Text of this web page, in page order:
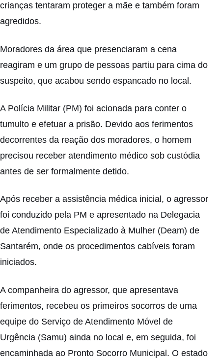
crianças tentaram proteger a mãe e também foram
agredidos.
Moradores da área que presenciaram a cena
reagiram e um grupo de pessoas partiu para cima do
suspeito, que acabou sendo espancado no local.
A Polícia Militar (PM) foi acionada para conter o
tumulto e efetuar a prisão. Devido aos ferimentos
decorrentes da reação dos moradores, o homem
precisou receber atendimento médico sob custódia
antes de ser formalmente detido.
Após receber a assistência médica inicial, o agressor
foi conduzido pela PM e apresentado na Delegacia
de Atendimento Especializado à Mulher (Deam) de
Santarém, onde os procedimentos cabíveis foram
iniciados.
A companheira do agressor, que apresentava
ferimentos, recebeu os primeiros socorros de uma
equipe do Serviço de Atendimento Móvel de
Urgência (Samu) ainda no local e, em seguida, foi
encaminhada ao Pronto Socorro Municipal. O estado